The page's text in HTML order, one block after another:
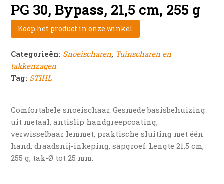
PG 30, Bypass, 21,5 cm, 255 g
Koop het product in onze winkel
Categorieën: Snoeischaren, Tuinscharen en
takkenzagen
Tag: STIHL
Comfortabele snoeischaar. Gesmede basisbehuizing
uit metaal, antislip handgreepcoating,
verwisselbaar lemmet, praktische sluiting met één
hand, draadsnij-inkeping, sapgroef. Lengte 21,5 cm,
255 g, tak-Ø tot 25 mm.